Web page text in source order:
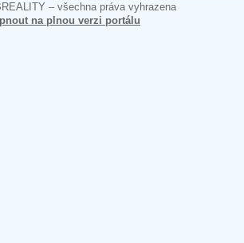
– všechna práva vyhrazena
na plnou verzi portálu